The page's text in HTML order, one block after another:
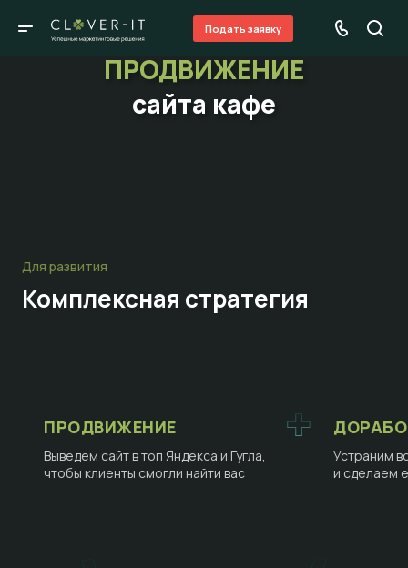
Подать заявку
ПРОДВИЖЕНИЕ
сайта кафе
Для развития
Комплексная стратегия
ПРОДВИЖЕНИЕ
Выведем сайт в топ Яндекса и Гугла,
чтобы клиенты смогли найти вас
Устраним
и сделаем